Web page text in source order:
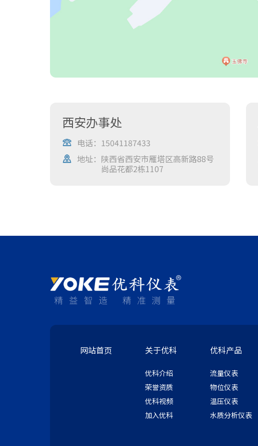
西安办事处
电话： 15041187433
地址： 陕西省西安市雁塔区高新路88号
尚品花都2栋1107
网站首页 关于优科
优科介绍
荣誉资质
优科视频
加入优科
优科产品
流量仪表
物位仪表
温压仪表
水质分析仪表